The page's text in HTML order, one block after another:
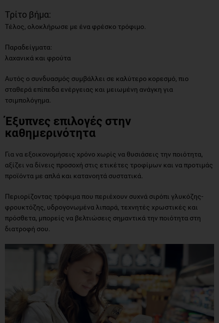
Τρίτο βήμα:
Τέλος, ολοκλήρωσε με ένα φρέσκο τρόφιμο.
Παραδείγματα:
λαχανικά και φρούτα
Αυτός ο συνδυασμός συμβάλλει σε καλύτερο κορεσμό, πιο
σταθερά επίπεδα ενέργειας και μειωμένη ανάγκη για
τσιμπολόγημα.
Έξυπνες επιλογές στην
καθημερινότητα
Για να εξοικονομήσεις χρόνο χωρίς να θυσιάσεις την ποιότητα,
αξίζει να δίνεις προσοχή στις ετικέτες τροφίμων και να προτιμάς
προϊόντα με απλά και κατανοητά συστατικά.
Περιορίζοντας τρόφιμα που περιέχουν συχνά σιρόπι γλυκόζης-
φρουκτόζης, υδρογονωμένα λιπαρά, τεχνητές χρωστικές και
πρόσθετα, μπορείς να βελτιώσεις σημαντικά την ποιότητα στη
διατροφή σου.